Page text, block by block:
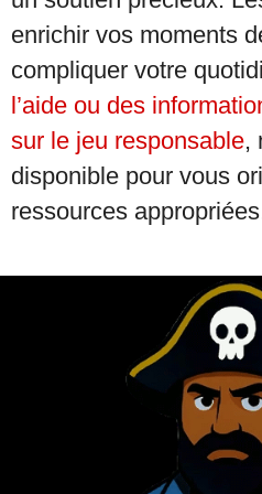
enrichir vos moments
compliquer votre
l’aide ou des
sur le jeu responsable,
disponible pour vous
ressources